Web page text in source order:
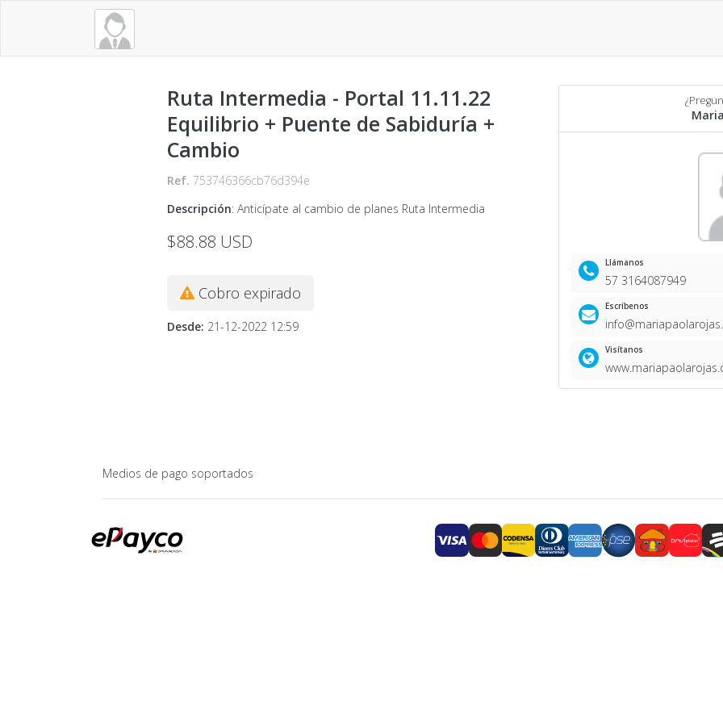
Ruta Intermedia - Portal 11.11.22
Equilibrio + Puente de Sabiduría +
Cambio
Ref. 753746366cb76d394e
Descripción: Anticípate al cambio de planes Ruta Intermedia
$88.88 USD
Cobro expirado
Desde: 21-12-2022 12:59
Llámanos
57 3164087949
Escríbenos
Visítanos
Medios de pago soportados